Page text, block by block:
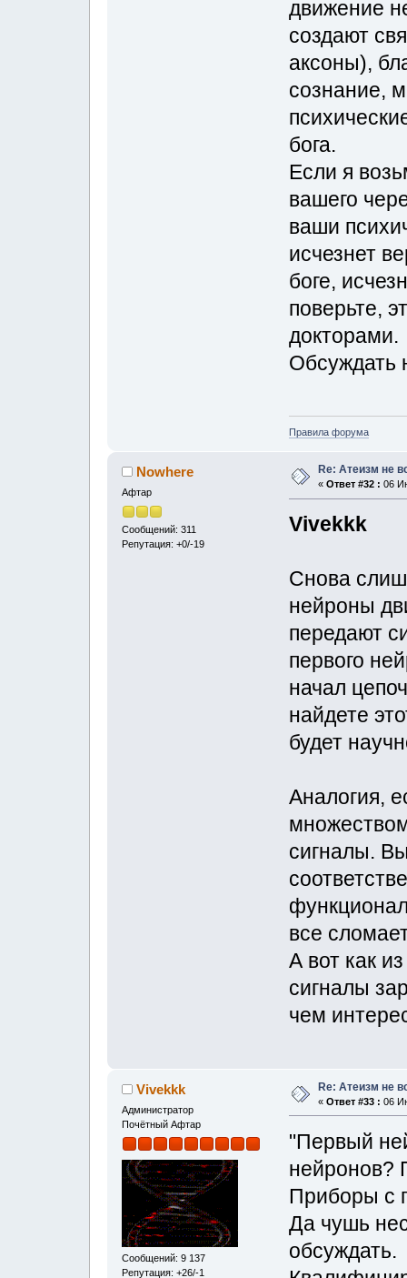
движение
создают
аксоны),
сознание,
бога.
Если я
вашего
ваши
исчезнет
боге,
поверьте,
докторами.
Обсуждать
Правила форума
Nowhere
Афтар
Сообщений: 311
Репутация: +0/-19
Re: Атеизм не
« Ответ #32 : 06
Vivekkk
Снова
нейроны
передают
первого
начал
найдете
будет
Аналогия,
сигналы.
все
А вот как
сигналы
чем
Vivekkk
Администратор
Почётный Афтар
Сообщений: 9 137
Репутация: +26/-1
Re: Атеизм не
« Ответ #33 : 06
"Первый
нейронов?
Приборы с
Да чушь
обсуждать.